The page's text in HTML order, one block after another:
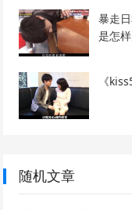
暴走
是怎
《
随机文章